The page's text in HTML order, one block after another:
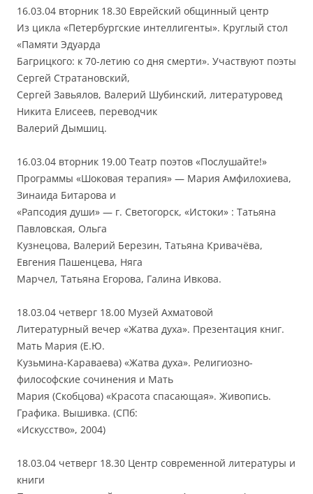
16.03.04 вторник 18.30 Еврейский общинный центр
Из цикла «Петербургские интеллигенты». Круглый стол
«Памяти Эдуарда
Багрицкого: к 70-летию со дня смерти». Участвуют поэты
Сергей Стратановский,
Сергей Завьялов, Валерий Шубинский, литературовед
Никита Елисеев, переводчик
Валерий Дымшиц.
16.03.04 вторник 19.00 Театр поэтов «Послушайте!»
Программы «Шоковая терапия» — Мария Амфилохиева,
Зинаида Битарова и
«Рапсодия души» — г. Светогорск, «Истоки» : Татьяна
Павловская, Ольга
Кузнецова, Валерий Березин, Татьяна Кривачёва,
Евгения Пашенцева, Няга
Марчел, Татьяна Егорова, Галина Ивкова.
18.03.04 четверг 18.00 Музей Ахматовой
Литературный вечер «Жатва духа». Презентация книг.
Мать Мария (Е.Ю.
Кузьмина-Караваева) «Жатва духа». Религиозно-
философские сочинения и Мать
Мария (Скобцова) «Красота спасающая». Живопись.
Графика. Вышивка. (СПб:
«Искусство», 2004)
18.03.04 четверг 18.30 Центр современной литературы и
книги